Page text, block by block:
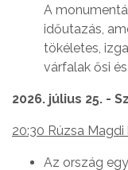
A
időutazás,
tökéletes,
várfalak ősi
2026. július 25. -
20:30 Rúzsa
Az ország